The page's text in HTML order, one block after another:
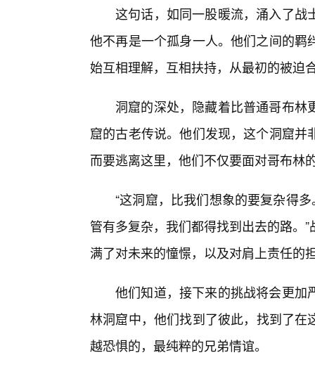
这句话，如同一股暖流，涌入了战
他不再是一个孤身一人。他们之间的
始互相理解，互相扶持，从最初的被迫
洞窟的深处，隐藏着比普通哥布林
窟的古老传说。他们发现，这个洞窟
而要逃离这里，他们不仅要面对哥布林
“这洞窟，比我们想象的要复杂得
管有多复杂，我们都得找到出去的路。
满了对未来的憧憬，以及对肩上责任的
他们知道，接下来的挑战将会更加
林洞窟中，他们找到了彼此，找到了
越恐惧的，最纯粹的兄弟情谊。